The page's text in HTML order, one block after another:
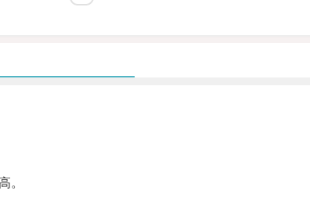
。